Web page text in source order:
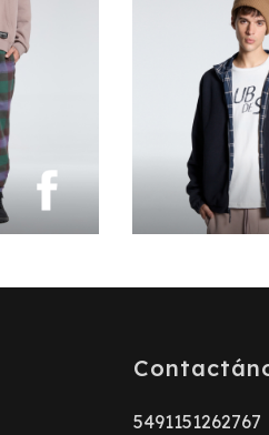
5491151262767